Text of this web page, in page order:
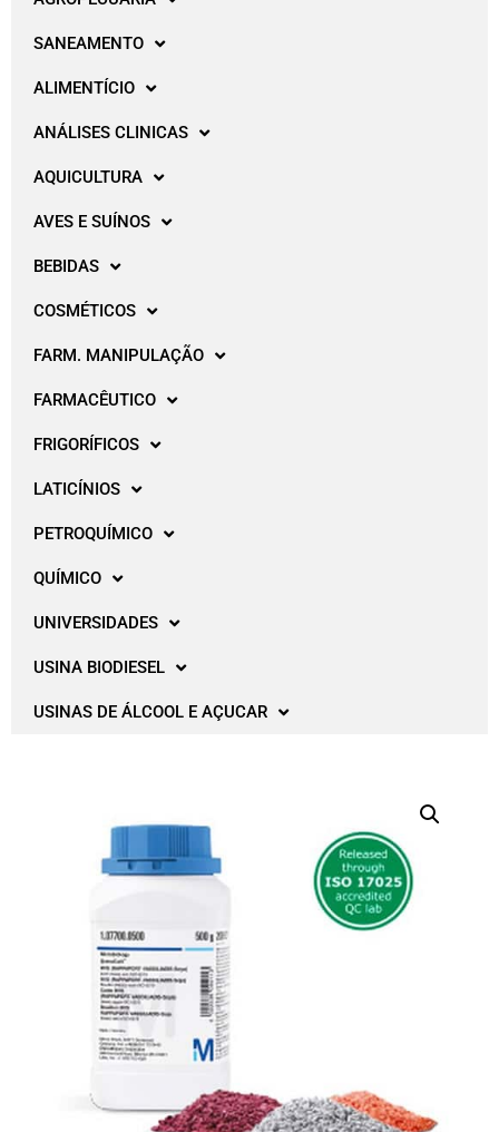
SANEAMENTO
ALIMENTÍCIO
ANÁLISES CLINICAS
AQUICULTURA
AVES E SUÍNOS
BEBIDAS
COSMÉTICOS
FARM. MANIPULAÇÃO
FARMACÊUTICO
FRIGORÍFICOS
LATICÍNIOS
PETROQUÍMICO
QUÍMICO
UNIVERSIDADES
USINA BIODIESEL
USINAS DE ÁLCOOL E AÇUCAR